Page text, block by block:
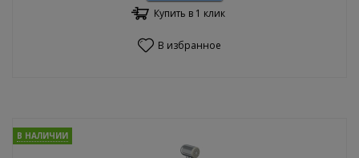
Купить в 1 клик
В избранное
В НАЛИЧИИ